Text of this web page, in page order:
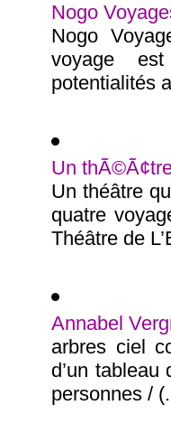
Nogo
Nogo
voyage
potentialités
Un
Un théâtre
quatre
Théâtre de
Annabel
arbres ciel
d’un
personnes /